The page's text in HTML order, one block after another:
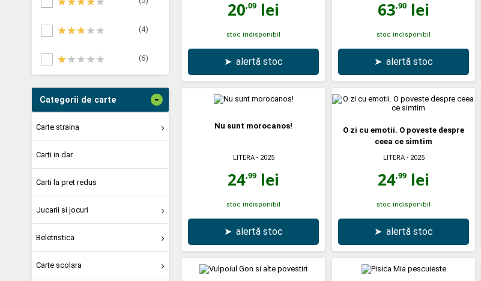
(4)
(6)
Categorii de carte -
Carte straina
Carti in dar
Carti la pret redus
Jucarii si jocuri
Beletristica
Carte scolara
20,09 lei
stoc indisponibil
➤ alertă stoc
63,90 lei
stoc indisponibil
➤ alertă stoc
Nu sunt morocanos!
LITERA- 2025
24,99 lei
stoc indisponibil
➤ alertă stoc
O zi cu emotii. O poveste despre
ceea ce simtim
LITERA- 2025
24,99 lei
stoc indisponibil
➤ alertă stoc